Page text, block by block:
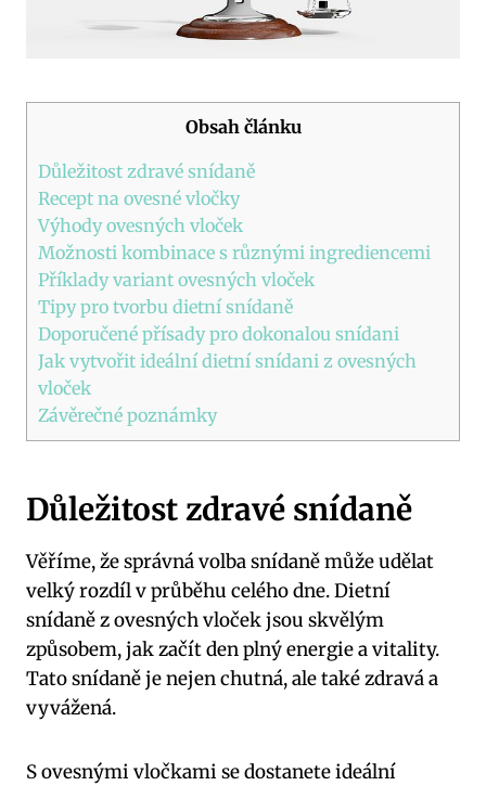
Obsah článku
Důležitost zdravé snídaně
Recept na ovesné vločky
Výhody ovesných vloček
Možnosti kombinace s různými ingrediencemi
Příklady variant ovesných vloček
Tipy pro tvorbu dietní snídaně
Doporučené přísady pro dokonalou snídani
Jak vytvořit ideální dietní snídani z ovesných
vloček
Závěrečné poznámky
Důležitost zdravé snídaně
Věříme, že správná volba snídaně může udělat
velký rozdíl v průběhu celého dne. Dietní
snídaně z ovesných vloček jsou skvělým
způsobem, jak začít den plný energie a vitality.
Tato snídaně je nejen chutná, ale také zdravá a
vyvážená.
S ovesnými vločkami se dostanete ideální